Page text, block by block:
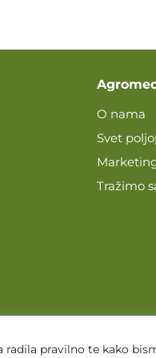
pravilno te kako
O nama
Svet
Tražimo